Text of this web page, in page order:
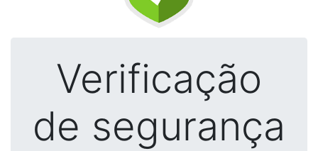
Verificação
de segurança